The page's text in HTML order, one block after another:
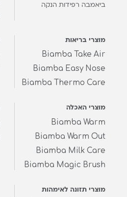
ביאמבה רפידות הנקה
מוצרי בריאות
Biamba Take Air
Biamba Easy Nose
Biamba Thermo Care
מוצרי האכלה
Biamba Warm
Biamba Warm Out
Biamba Milk Care
Biamba Magic Brush
מוצרי תזונה לאימהות